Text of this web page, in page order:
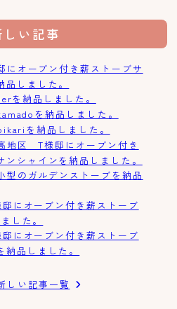
しい記事
にオーブン付き薪ストーブサ
しました。
を納品しました。
を納品しました。
を納品しました。
地区 T様邸にオーブン付き
シャインを納品しました。
型のガルデンストーブを納品
にオーブン付き薪ストーブ
した。
にオーブン付き薪ストーブ
品しました。
しい記事一覧